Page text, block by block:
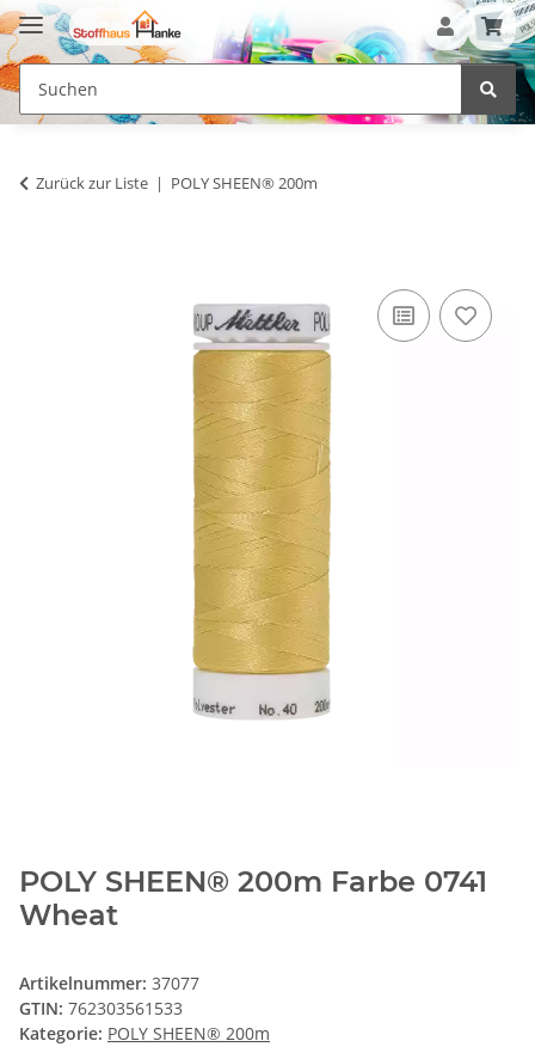
Zurück zur Liste POLY SHEEN® 200m
POLY SHEEN® 200m Farbe 0741
Wheat
Artikelnummer: 37077
GTIN: 762303561533
Kategorie: POLY SHEEN® 200m